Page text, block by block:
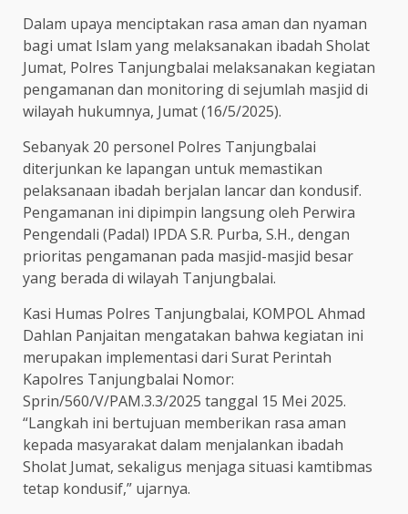
Dalam upaya menciptakan rasa aman dan nyaman
bagi umat Islam yang melaksanakan ibadah Sholat
Jumat, Polres Tanjungbalai melaksanakan kegiatan
pengamanan dan monitoring di sejumlah masjid di
wilayah hukumnya, Jumat (16/5/2025).
Sebanyak 20 personel Polres Tanjungbalai
diterjunkan ke lapangan untuk memastikan
pelaksanaan ibadah berjalan lancar dan kondusif.
Pengamanan ini dipimpin langsung oleh Perwira
Pengendali (Padal) IPDA S.R. Purba, S.H., dengan
prioritas pengamanan pada masjid-masjid besar
yang berada di wilayah Tanjungbalai.
Kasi Humas Polres Tanjungbalai, KOMPOL Ahmad
Dahlan Panjaitan mengatakan bahwa kegiatan ini
merupakan implementasi dari Surat Perintah
Kapolres Tanjungbalai Nomor:
Sprin/560/V/PAM.3.3/2025 tanggal 15 Mei 2025.
“Langkah ini bertujuan memberikan rasa aman
kepada masyarakat dalam menjalankan ibadah
Sholat Jumat, sekaligus menjaga situasi kamtibmas
tetap kondusif,” ujarnya.